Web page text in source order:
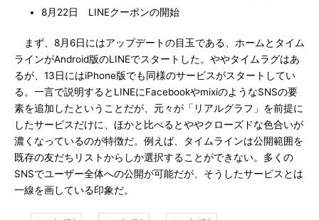
8月22日 LINEクーポンの開始
まず、8月6日にはアップデートの目玉である、ホームとタイム
ラインがAndroid版のLINEでスタートした。ややタイムラグはあ
るが、13日にはiPhone版でも同様のサービスがスタートしてい
る。一言で説明するとLINEにFacebookやmixiのようなSNSの要
素を追加したということだが、元々が「リアルグラフ」を前提に
したサービスだけに、ほかと比べるとややクローズドな色合いが
濃くなっているのが特徴だ。例えば、タイムラインは公開範囲を
既存の友だちリストからしか選択することができない。多くの
SNSでユーザー全体への公開が可能だが、そうしたサービスとは
一線を画している印象だ。